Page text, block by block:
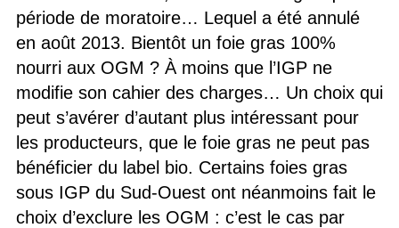
période de moratoire… Lequel a été annulé
en août 2013. Bientôt un foie gras 100%
nourri aux OGM ? À moins que l’IGP ne
modifie son cahier des charges… Un choix qui
peut s’avérer d’autant plus intéressant pour
les producteurs, que le foie gras ne peut pas
bénéficier du label bio. Certains foies gras
sous IGP du Sud-Ouest ont néanmoins fait le
choix d’exclure les OGM : c’est le cas par